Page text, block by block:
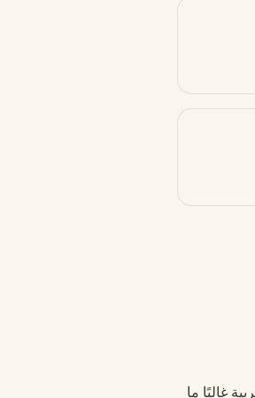
غالبًا ما